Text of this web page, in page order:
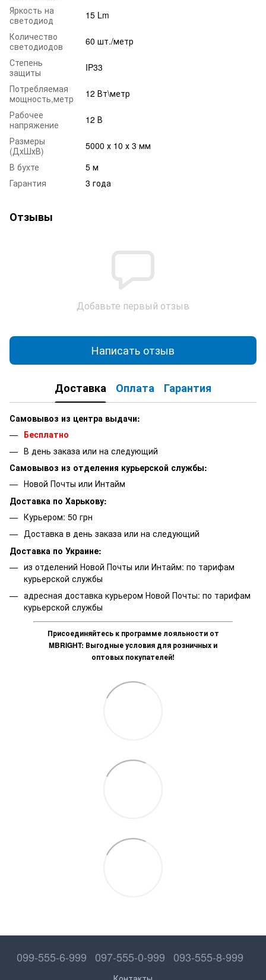
Яркость на
светодиод
15 Lm
Количество
светодиодов
60 шт./метр
Степень
защиты
IP33
Потребляемая
мощность,метр
12 Вт\метр
Рабочее
напряжение
12 В
Размеры
(ДхШхВ)
5000 х 10 х 3 мм
В бухте
5 м
Гарантия
3 года
Отзывы
Добавьте первый отзыв
Написать отзыв
Доставка Оплата Гарантия
Самовывоз из центра выдачи:
Бесплатно
В день заказа или на следующий
Самовывоз из отделения курьерской службы:
Новой Почты или Интайм
Доставка по Харькову:
Курьером: 50 грн
Доставка в день заказа или на следующий
Доставка по Украине:
из отделений Новой Почты или Интайм: по тарифам
курьерской службы
адресная доставка курьером Новой Почты: по тарифам
курьерской службы
Присоединяйтесь к программе лояльности от
MBRIGHT: Выгодные условия для розничных и
оптовых покупателей!
099-555-6-999 097-555-0-999 093-555-8-999